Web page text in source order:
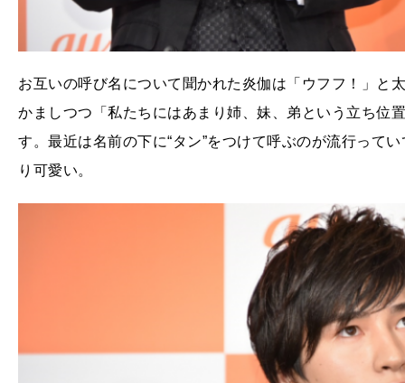
お互いの呼び名について聞かれた炎伽は「ウフフ！」と
かましつつ「私たちにはあまり姉、妹、弟という立ち位
す。最近は名前の下に“タン”をつけて呼ぶのが流行って
り可愛い。